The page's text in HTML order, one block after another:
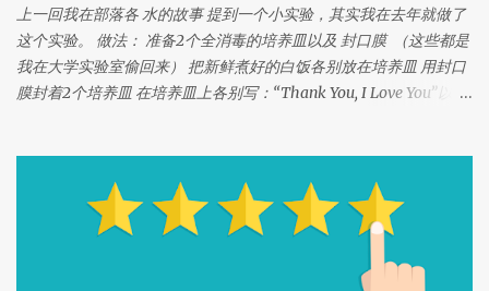
上一回我在部落各 水的故事 提到一个小实验，其实我在去年就做了
这个实验。 做法： 准备2个全消毒的培养皿以及 封口膜 （这些都是
我在大学实验室偷回来） 把新鲜煮好的白饭各别放在培养皿 用封口
膜封着2个培养皿 在培养皿上各别写：“Thank You, I Love You”以
净的玻璃瓶或着朔料瓶， 一定要透视的，以方便你观察白饭的变
化。 把白饭各别放在培养皿里。白饭一定要新鲜刚煮的。 还有记得
不要用五谷米，因为五谷不是白色，很难判断结果。 如果你是用瓶
子，记得帮盖子缩紧，避免空气里的细菌侵入印象结果。 用封口膜